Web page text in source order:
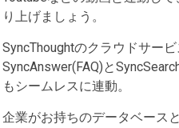
り上げましょう。
SyncThoughtのクラウドサー
SyncAnswer(FAQ)と
もシームレスに連動。
企業がお持ちのデータベース